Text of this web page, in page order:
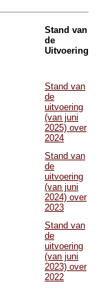
Stand van
de
Uitvoering
Stand van
de
uitvoering
(van juni
2025) over
2024
Stand van
de
uitvoering
(van juni
2024) over
2023
Stand van
de
uitvoering
(van juni
2023) over
2022